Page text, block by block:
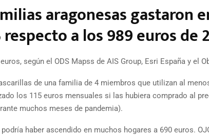
aragonesas gastaron
a los 989 euros de
según el ODS Mapss de AIS Group, Esri España y el
de una familia de 4 miembros que utilizan al
los 115 euros mensuales si las hubiera comprado al
muchos meses de pandemia).
haber ascendido en muchos hogares a 690 euros.